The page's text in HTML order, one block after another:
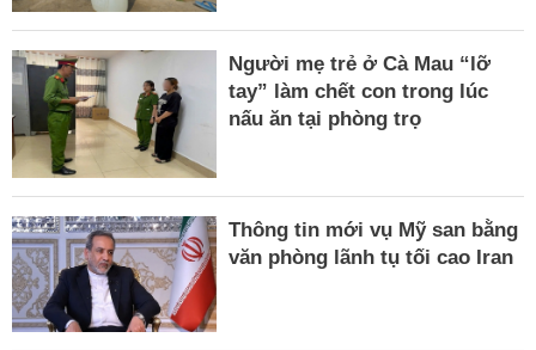
Người mẹ trẻ ở Cà Mau “lỡ
tay” làm chết con trong lúc
nấu ăn tại phòng trọ
Thông tin mới vụ Mỹ san bằng
văn phòng lãnh tụ tối cao Iran